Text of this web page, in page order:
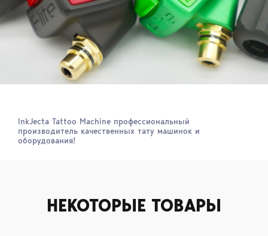
InkJecta Tattoo Machine профессиональный
производитель качественных тату машинок и
оборудования!
НЕКОТОРЫЕ ТОВАРЫ